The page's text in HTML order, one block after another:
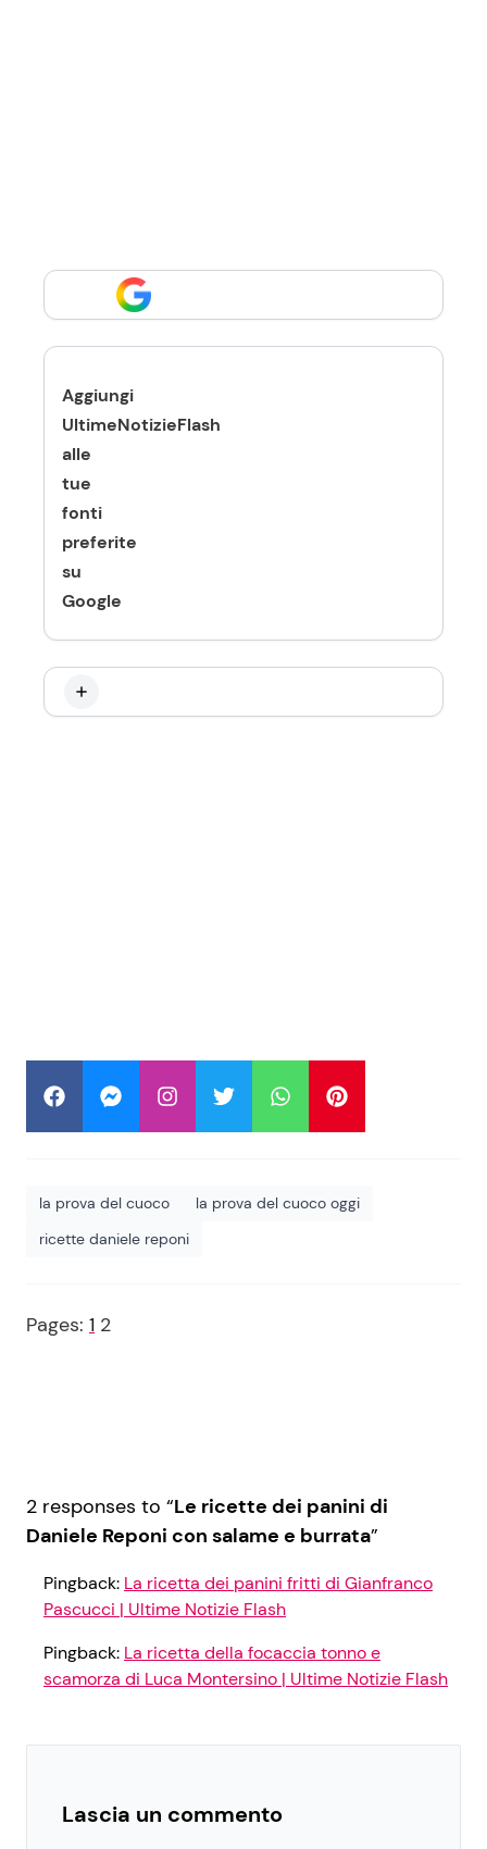
Aggiungi
UltimeNotizieFlash
alle
tue
fonti
preferite
su
Google
la prova del cuoco
la prova del cuoco oggi
ricette daniele reponi
Pages: 1 2
2 responses to “Le ricette dei panini di
Daniele Reponi con salame e burrata”
Pingback: La ricetta dei panini fritti di Gianfranco
Pascucci | Ultime Notizie Flash
Pingback: La ricetta della focaccia tonno e
scamorza di Luca Montersino | Ultime Notizie Flash
Lascia un commento